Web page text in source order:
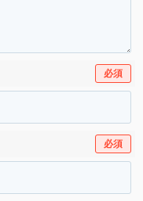
必須
必須